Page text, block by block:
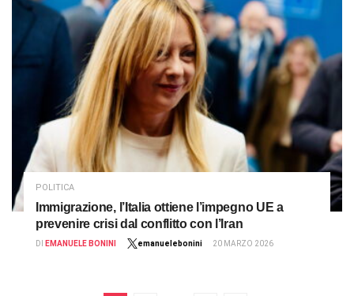
POLITICA
Immigrazione, l’Italia ottiene l’impegno UE a
prevenire crisi dal conflitto con l’Iran
DI EMANUELE BONINI emanuelebonini 20 MARZO 2026